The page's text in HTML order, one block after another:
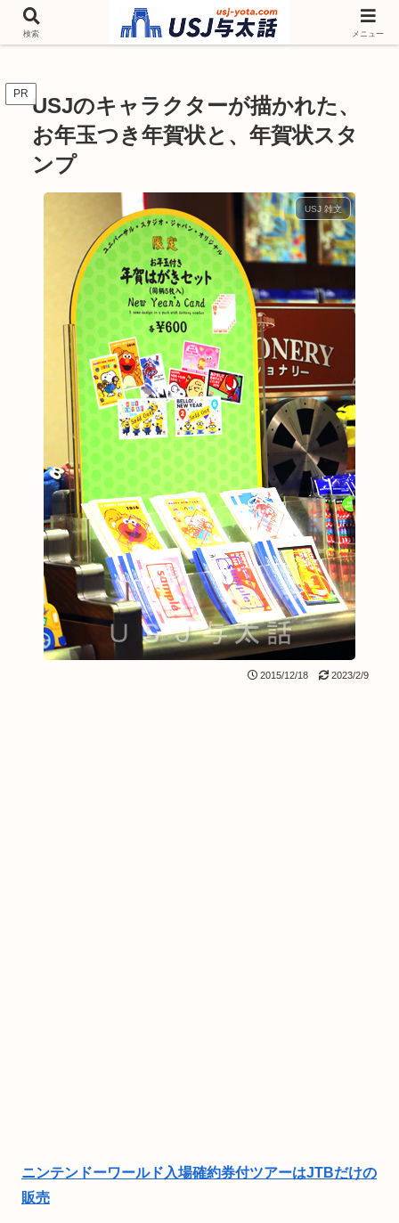
チケットやシーズンイベント ニンテンドーワールド アトラクションなどユニ
バを歩いて情報収集しています
PR USJのキャラクターが描かれた、
お年玉つき年賀状と、年賀状スタ
ンプ
USJ 雑文
2015/12/18 2023/2/9
ニンテンドーワールド入場確約券付ツアーはJTBだけの
販売
検索 メニュー